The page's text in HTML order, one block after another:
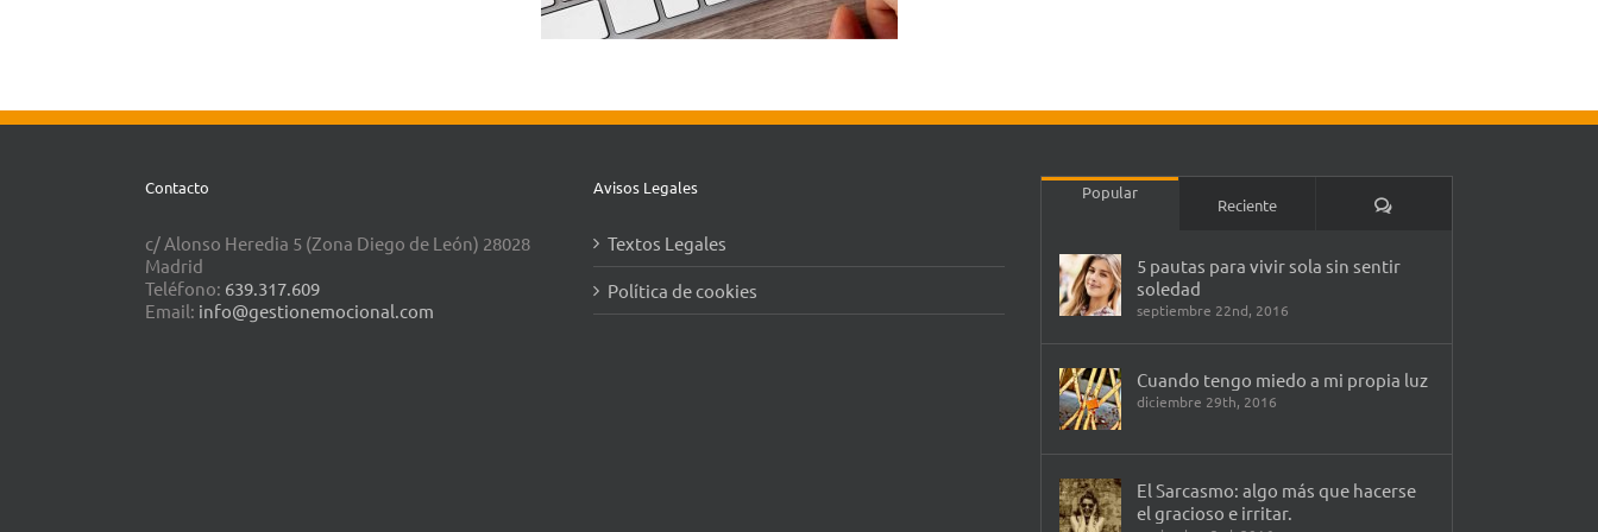
Contacto
c/ Alonso Heredia 5 (Zona Diego de León) 28028
Madrid
Teléfono: 639.317.609
Email: info@gestionemocional.com
Avisos Legales
Textos Legales
Política de cookies
Popular
Reciente Comentarios
5 pautas para vivir sola sin sentir
soledad
septiembre 22nd, 2016
Cuando tengo miedo a mi propia luz
diciembre 29th, 2016
El Sarcasmo: algo más que hacerse
el gracioso e irritar.